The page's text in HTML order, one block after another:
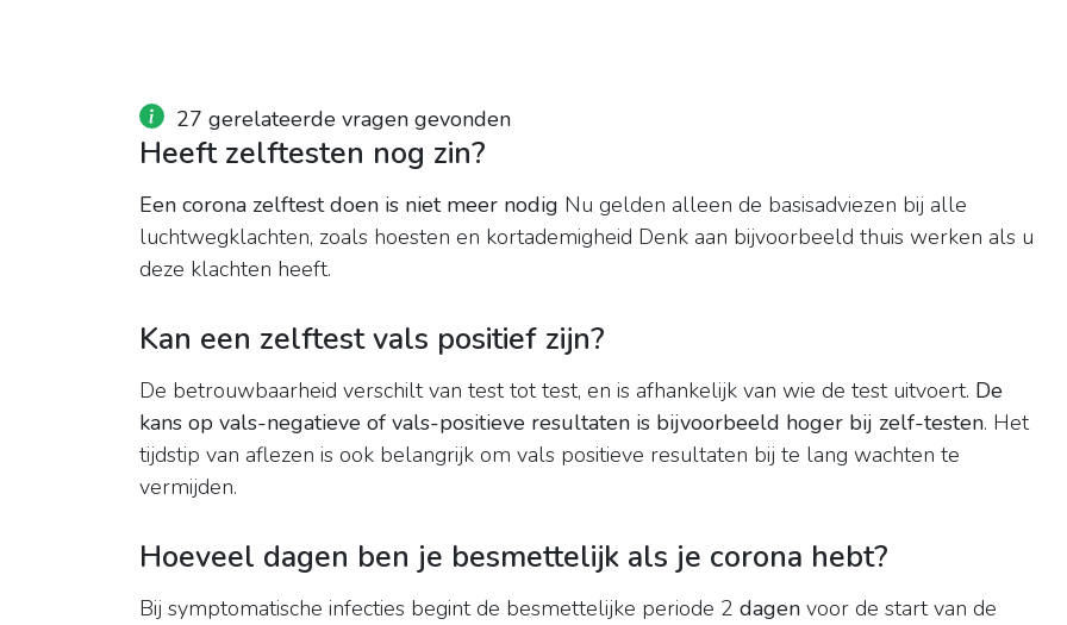
27 gerelateerde vragen gevonden
Heeft zelftesten nog zin?
Een corona zelftest doen is niet meer nodig Nu gelden alleen de basisadviezen bij alle
luchtwegklachten, zoals hoesten en kortademigheid Denk aan bijvoorbeeld thuis werken als u
deze klachten heeft.
Kan een zelftest vals positief zijn?
De betrouwbaarheid verschilt van test tot test, en is afhankelijk van wie de test uitvoert. De
kans op vals-negatieve of vals-positieve resultaten is bijvoorbeeld hoger bij zelf-testen. Het
tijdstip van aflezen is ook belangrijk om vals positieve resultaten bij te lang wachten te
vermijden.
Hoeveel dagen ben je besmettelijk als je corona hebt?
Bij symptomatische infecties begint de besmettelijke periode 2 dagen voor de start van de